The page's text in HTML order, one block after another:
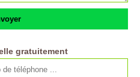
gratuitement